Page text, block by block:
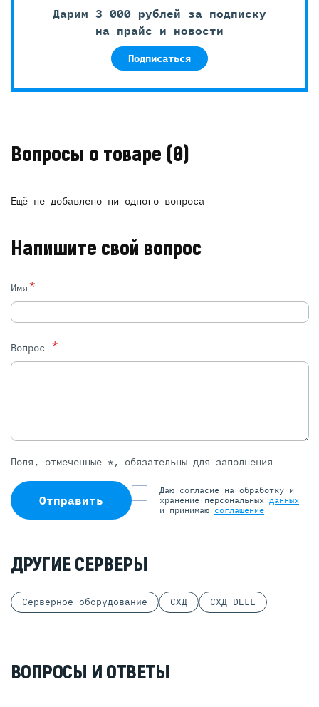
Дарим 3 000 рублей за подписку
на прайс и новости
Подписаться
Вопросы о товаре (0)
Ещё не добавлено ни одного вопроса
Напишите свой вопрос
Имя*
Вопрос *
Поля, отмеченные *, обязательны для заполнения
Отправить
Даю согласие на обработку и
хранение персональных данных
и принимаю соглашение
ДРУГИЕ СЕРВЕРЫ
Серверное оборудование СХД СХД DELL
ВОПРОСЫ И ОТВЕТЫ